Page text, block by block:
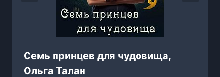
Семь принцев для чудовища,
Ольга Талан